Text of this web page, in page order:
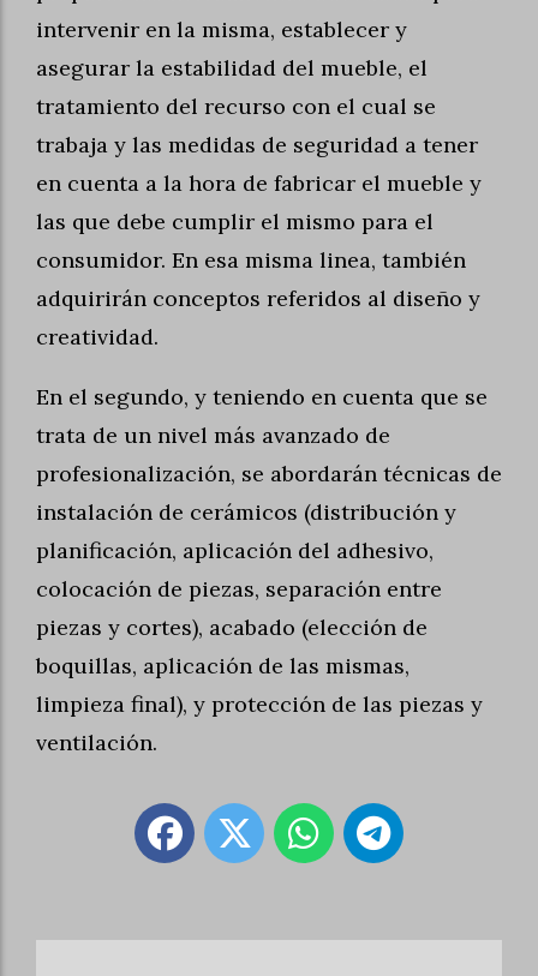
intervenir en la misma, establecer y
asegurar la estabilidad del mueble, el
tratamiento del recurso con el cual se
trabaja y las medidas de seguridad a tener
en cuenta a la hora de fabricar el mueble y
las que debe cumplir el mismo para el
consumidor. En esa misma linea, también
adquirirán conceptos referidos al diseño y
creatividad.
En el segundo, y teniendo en cuenta que se
trata de un nivel más avanzado de
profesionalización, se abordarán técnicas de
instalación de cerámicos (distribución y
planificación, aplicación del adhesivo,
colocación de piezas, separación entre
piezas y cortes), acabado (elección de
boquillas, aplicación de las mismas,
limpieza final), y protección de las piezas y
ventilación.